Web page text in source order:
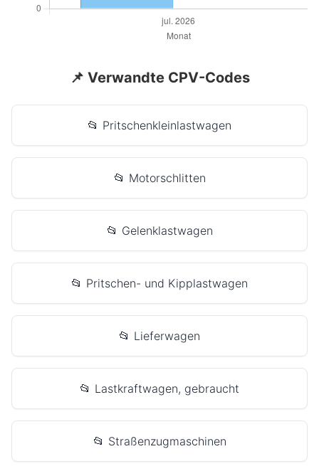
📌 Verwandte CPV-Codes
📂 Pritschenkleinlastwagen
📂 Motorschlitten
📂 Gelenklastwagen
📂 Pritschen- und Kipplastwagen
📂 Lieferwagen
📂 Lastkraftwagen, gebraucht
📂 Straßenzugmaschinen